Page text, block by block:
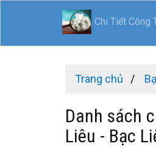
Chi Tiết Công
Trang chủ
Danh sách
Liêu - Bạc